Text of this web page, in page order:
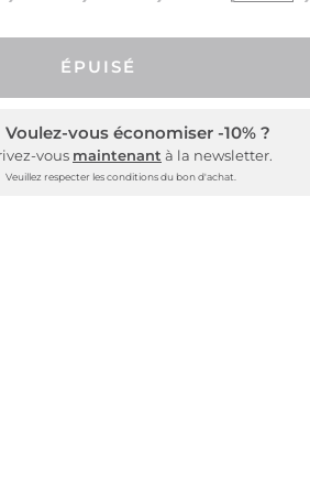
ÉPUISÉ
Voulez-vous économiser -10% ?
vous maintenant à la newsletter.
Veuillez respecter les conditions du bon d'achat.